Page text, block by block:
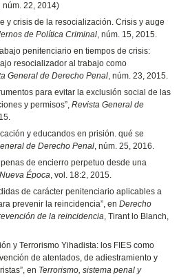
núm. 22, 2014)
y crisis de la resocialización. Crisis y auge
de Política Criminal, núm. 15, 2015.
penitenciario en tiempos de crisis:
resocializador al trabajo como
General de Derecho Penal, núm. 23, 2015.
para evitar la exclusión social de las
y permisos”,Revista General de
y educandos en prisión. qué se
de Derecho Penal, núm. 25, 2016.
de encierro perpetuo desde una
Época, vol. 18:2, 2015.
de carácter penitenciario aplicables a
prevenir la reincidencia”, enDerecho
de la reincidencia, Tirant lo Blanch,
y Terrorismo Yihadista: los FIES como
de atentados, de adiestramiento y
en Terrorismo, sistema penal y